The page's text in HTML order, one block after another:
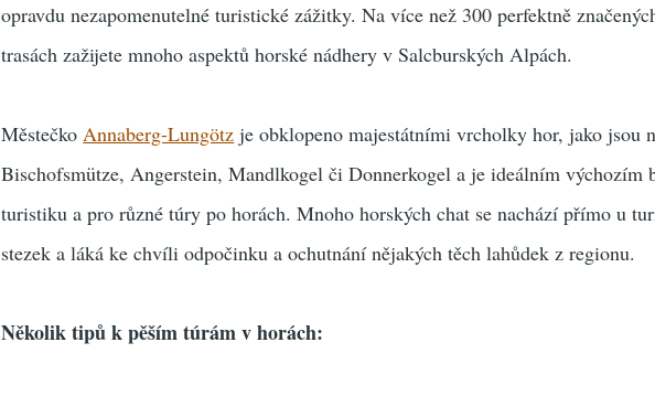
opravdu nezapomenutelné turistické zážitky. Na více než 300 perfektně
trasách zažijete mnoho aspektů horské nádhery v Salcburských Alpách.
MěstečkoAnnaberg-Lungötz je obklopeno majestátními vrcholky hor, jako jsou
Bischofsmütze, Angerstein, Mandlkogel či Donnerkogel a je ideálním výchozím
turistiku a pro různé túry po horách. Mnoho horských chat se nachází přímo u
stezek a láká ke chvíli odpočinku a ochutnání nějakých těch lahůdek z regionu.
Několik tipů k pěším túrám v horách: